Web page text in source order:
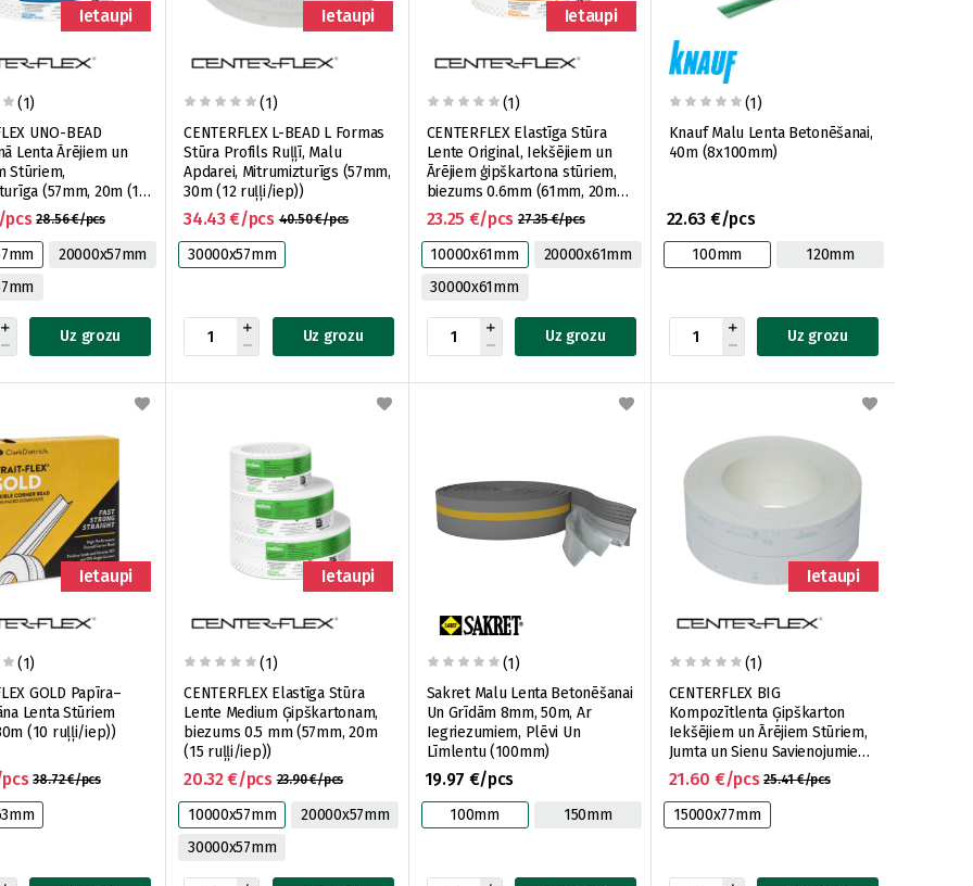
Ietaupi
(1)
UNO-BEAD
Lenta Ārējiem un
Stūriem,
(57mm, 20m (15
28.56 €/pcs
pcs
20000x57mm
Uz grozu
Ietaupi
(1)
CENTERFLEX L-BEAD L Formas
Stūra Profils Ruļļī, Malu
Apdarei, Mitrumizturīgs (57mm,
30m (12 ruļļi/iep))
40.50 €/pcs
34.43 €/pcs
30000x57mm
Uz grozu
Ietaupi
(1)
CENTERFLEX Elastīga Stūra
Lente Original, Iekšējiem un
Ārējiem ģipškartona stūriem,
biezums 0.6mm (61mm, 20m
(15 ruļļi/iep)) 27.35 €/pcs
23.25 €/pcs
10000x61mm
20000x61mm
30000x61mm
Uz grozu
(1)
Knauf Malu Lenta Betonēšanai,
40m (8x100mm)
22.63 €/pcs
100mm 120mm
Uz grozu
Ietaupi
(1)
GOLD Papīra–
Lenta Stūriem
(10 ruļļi/iep))
38.72 €/pcs
Ietaupi
(1)
CENTERFLEX Elastīga Stūra
Lente Medium Ģipškartonam,
biezums 0.5 mm (57mm, 20m
(15 ruļļi/iep))
23.90 €/pcs
20.32 €/pcs
10000x57mm
20000x57mm
30000x57mm
(1)
Sakret Malu Lenta Betonēšanai
Un Grīdām 8mm, 50m, Ar
Iegriezumiem, Plēvi Un
Līmlentu (100mm)
19.97 €/pcs
100mm 150mm
Ietaupi
(1)
CENTERFLEX BIG
Kompozītlenta Ģipškarton
Iekšējiem un Ārējiem Stūriem,
Jumta un Sienu Savienojumiem
(77mm, 15m (12ruļļi/iep))
25.41 €/pcs
21.60 €/pcs
15000x77mm